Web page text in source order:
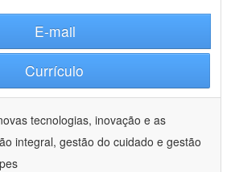
E-mail
Currículo
tecnologias, inovação e as
integral, gestão do cuidado e gestão